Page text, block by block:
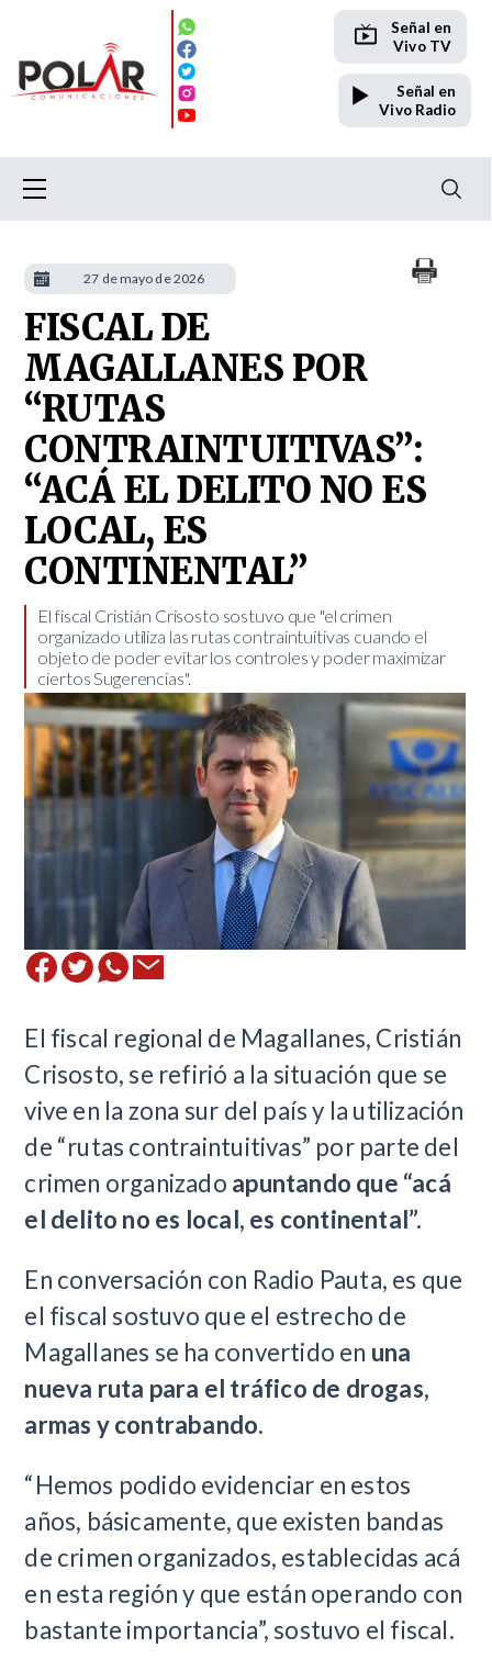
Señal en
Vivo TV
Señal en
Vivo Radio
FISCAL DE
MAGALLANES POR
“RUTAS
CONTRAINTUITIVAS”:
“ACÁ EL DELITO NO ES
LOCAL, ES
CONTINENTAL”
El fiscal Cristián Crisosto sostuvo que "el crimen
organizado utiliza las rutas contraintuitivas cuando el
objeto de poder evitar los controles y poder maximizar
ciertos Sugerencias".
El fiscal regional de Magallanes, Cristián
Crisosto, se refirió a la situación que se
vive en la zona sur del país y la utilización
de “rutas contraintuitivas” por parte del
crimen organizado apuntando que “acá
el delito no es local, es continental”.
En conversación con Radio Pauta, es que
el fiscal sostuvo que el estrecho de
Magallanes se ha convertido en una
nueva ruta para el tráfico de drogas,
armas y contrabando.
“Hemos podido evidenciar en estos
años, básicamente, que existen bandas
de crimen organizados, establecidas acá
en esta región y que están operando con
bastante importancia”, sostuvo el fiscal.
27 de mayo de 2026